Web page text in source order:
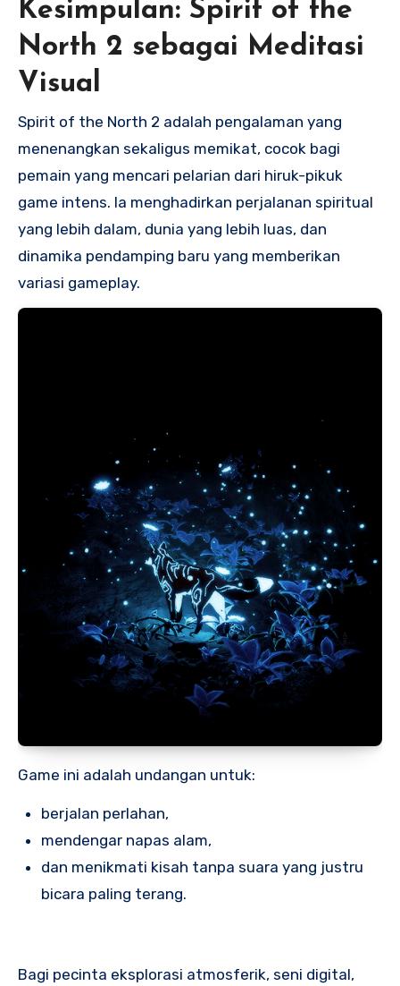
Kesimpulan: Spirit of the
North 2 sebagai Meditasi
Visual
Spirit of the North 2 adalah pengalaman yang
menenangkan sekaligus memikat, cocok bagi
pemain yang mencari pelarian dari hiruk-pikuk
game intens. Ia menghadirkan perjalanan spiritual
yang lebih dalam, dunia yang lebih luas, dan
dinamika pendamping baru yang memberikan
variasi gameplay.
Game ini adalah undangan untuk:
berjalan perlahan,
mendengar napas alam,
dan menikmati kisah tanpa suara yang justru
bicara paling terang.
Bagi pecinta eksplorasi atmosferik, seni digital,